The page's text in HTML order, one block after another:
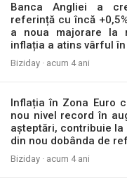
Banca Angliei a
referință cu încă
a noua majorare la
inflația a atins vârful
Biziday · acum 4 ani
Inflația în Zona Euro
nou nivel record în
așteptări, contribuie la
din nou dobânda de
Biziday · acum 4 ani